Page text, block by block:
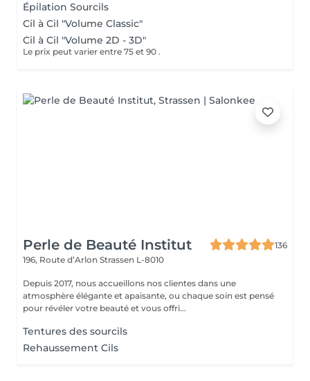
Épilation Sourcils
Cil à Cil "Volume Classic"
Cil à Cil "Volume 2D - 3D"
Le prix peut varier entre 75 et 90 .
Perle de Beauté Institut
136
196, Route d’Arlon Strassen L-8010
Depuis 2017, nous accueillons nos clientes dans une
atmosphère élégante et apaisante, ou chaque soin est pensé
pour révéler votre beauté et vous offri...
Tentures des sourcils
Rehaussement Cils